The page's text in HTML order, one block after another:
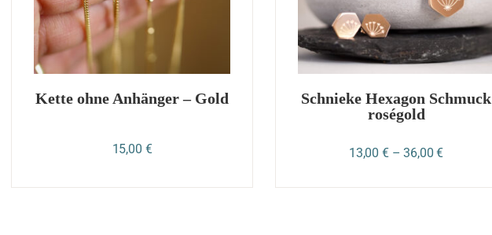
Kette ohne Anhänger – Gold
15,00 €
Schnieke Hexagon Schmuck
roségold
13,00 €–36,00€